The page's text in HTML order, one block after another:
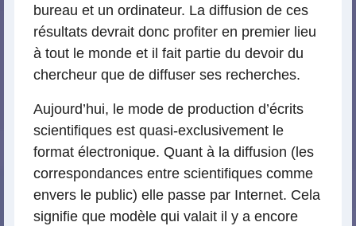
bureau et un ordinateur. La diffusion de ces
résultats devrait donc profiter en premier lieu
à tout le monde et il fait partie du devoir du
chercheur que de diffuser ses recherches.
Aujourd’hui, le mode de production d’écrits
scientifiques est quasi-exclusivement le
format électronique. Quant à la diffusion (les
correspondances entre scientifiques comme
envers le public) elle passe par Internet. Cela
signifie que modèle qui valait il y a encore